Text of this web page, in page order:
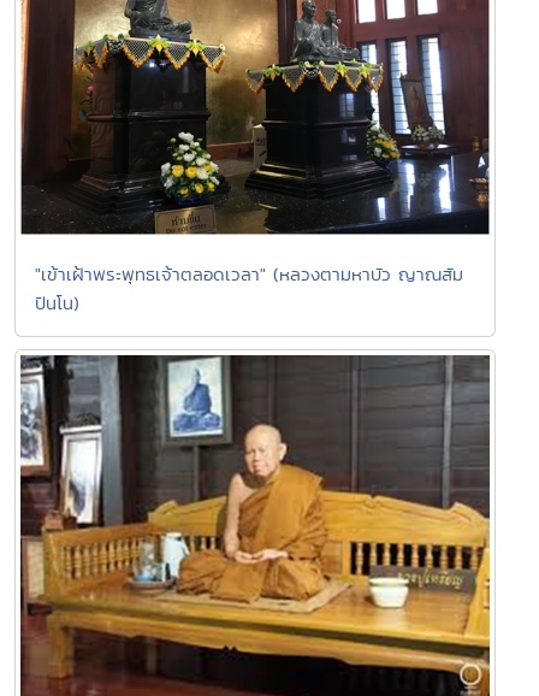
"เข้าเฝ้าพระพุทธเจ้าตลอดเวลา" (หลวงตามหาบัว ญาณสัม
ปันโน)